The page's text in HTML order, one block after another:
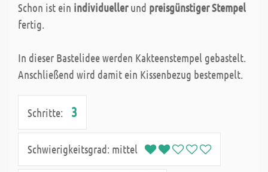
Schon ist ein individuellerund preisgünstiger Stempel
fertig.
In dieser Bastelidee werden Kakteenstempel gebastelt.
Anschließend wird damit ein Kissenbezug bestempelt.
Schritte: 3
Schwierigkeitsgrad: mittel